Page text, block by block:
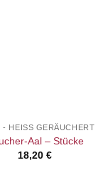
- HEISS GERÄUCHERT
Aal – Stücke
18,20€